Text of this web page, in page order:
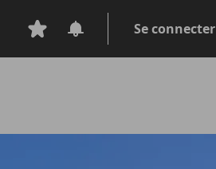
Se connecter